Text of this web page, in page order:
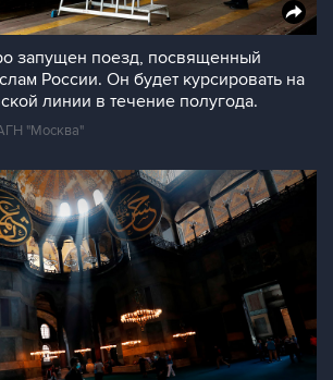
запущен поезд, посвященный
России. Он будет курсировать на
линии в течение полугода.
"Москва"